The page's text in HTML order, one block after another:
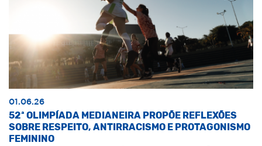
01.06.26
52ª OLIMPÍADA MEDIANEIRA PROPÕE REFLEXÕES
SOBRE RESPEITO, ANTIRRACISMO E PROTAGONISMO
FEMININO